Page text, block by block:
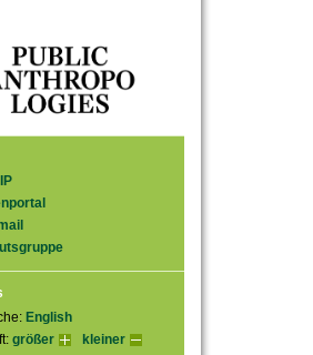
English
größer kleiner